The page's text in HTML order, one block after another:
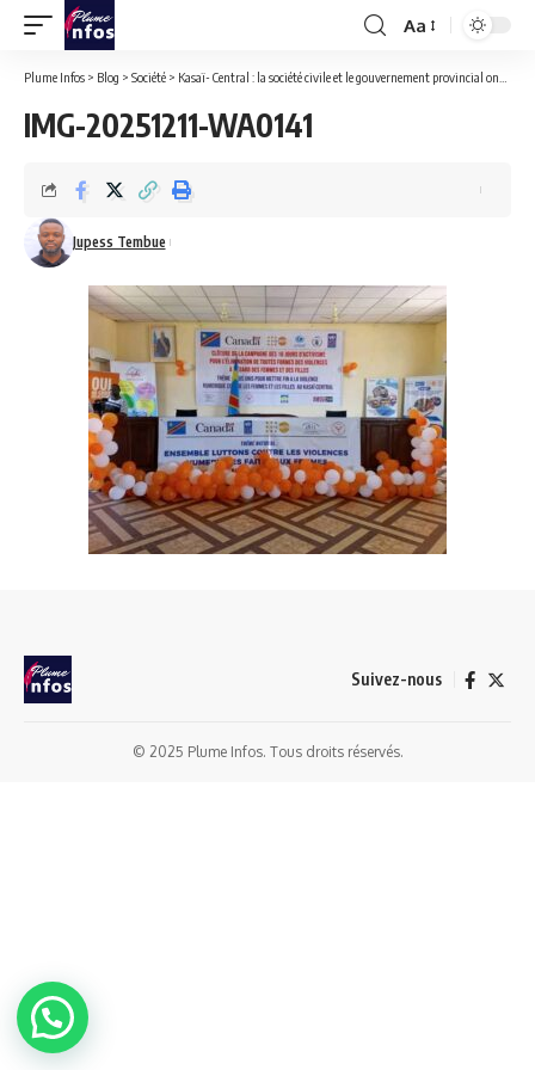
Font
Resizer
Aa
Plume Infos > Blog > Société > Kasaï- Central : la société civile et le gouvernement provincial ont clôturé les 16 jours d’activisme
IMG-20251211-WA0141
Jupess Tembue
Suivez-nous
© 2025 Plume Infos. Tous droits réservés.